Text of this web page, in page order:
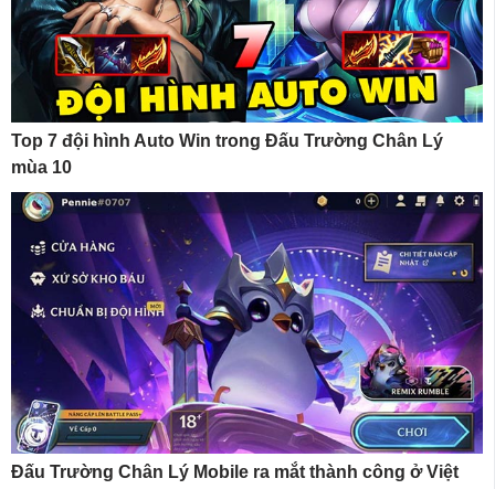
Top 7 đội hình Auto Win trong Đấu Trường Chân Lý
mùa 10
Đấu Trường Chân Lý Mobile ra mắt thành công ở Việt